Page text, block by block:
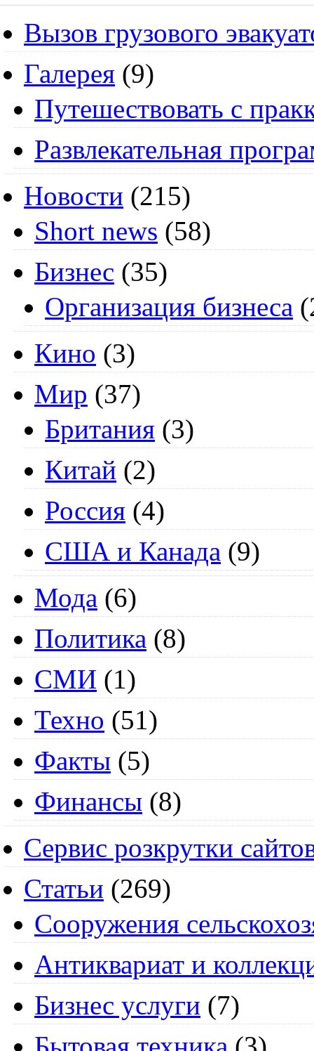
Вызов грузового
Галерея (9)
Путешествовать с
Развлекательная
Новости (215)
Short news (58)
Бизнес (35)
Организация бизнеса
Кино (3)
Мир (37)
Британия (3)
Китай (2)
Россия (4)
США и Канада (9)
Мода (6)
Политика (8)
СМИ (1)
Техно (51)
Факты (5)
Финансы (8)
Сервис розкрутки
Статьи (269)
Cооружения
Антиквариат и
Бизнес услуги (7)